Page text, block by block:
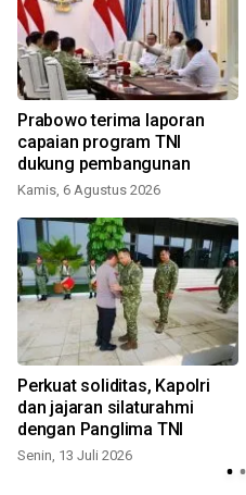
Prabowo terima laporan
capaian program TNI
dukung pembangunan
Kamis, 6 Agustus 2026
Perkuat soliditas, Kapolri
dan jajaran silaturahmi
dengan Panglima TNI
Senin, 13 Juli 2026